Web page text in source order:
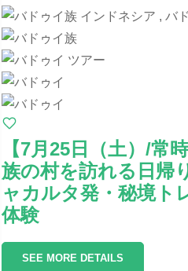
【7月25日（土）/常
族の村を訪れる日帰
ャカルタ発・秘境ト
体験
SEE MORE DETAILS